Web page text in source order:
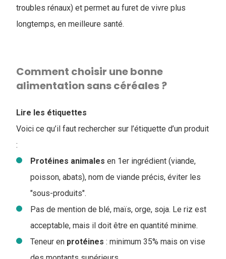
troubles rénaux) et permet au furet de vivre plus
longtemps, en meilleure santé.
Comment choisir une bonne
alimentation sans céréales ?
Lire les étiquettes
Voici ce qu’il faut rechercher sur l’étiquette d’un produit
:
Protéines animales en 1er ingrédient (viande,
poisson, abats), nom de viande précis, éviter les
"sous-produits".
Pas de mention de blé, maïs, orge, soja. Le riz est
acceptable, mais il doit être en quantité minime.
Teneur en protéines : minimum 35% mais on vise